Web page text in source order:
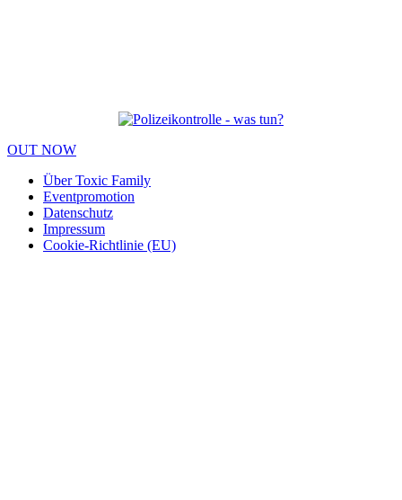
OUT NOW
Über Toxic Family
Eventpromotion
Datenschutz
Impressum
Cookie-Richtlinie (EU)